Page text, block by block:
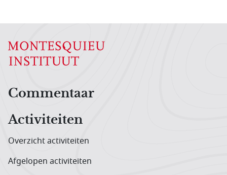
Hoofdnavigatiemenu
Commentaar
Activiteiten
Overzicht activiteiten
Afgelopen activiteiten